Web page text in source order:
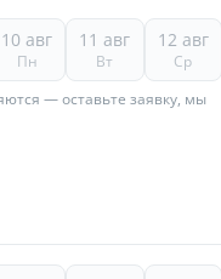
10 авг
Пн
11 авг
Вт
12 авг
Ср
— оставьте заявку, мы